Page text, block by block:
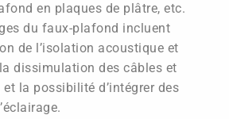
en plaques de plâtre, etc.
du faux-plafond incluent
de l’isolation acoustique et
dissimulation des câbles et
la possibilité d’intégrer des